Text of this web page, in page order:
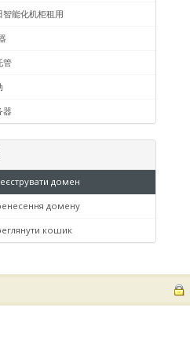
智能化机柜租用
管
器
домен
домену
кошик